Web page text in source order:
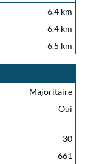
6.4 km
6.4 km
6.5 km
Majoritaire
Oui
30
661